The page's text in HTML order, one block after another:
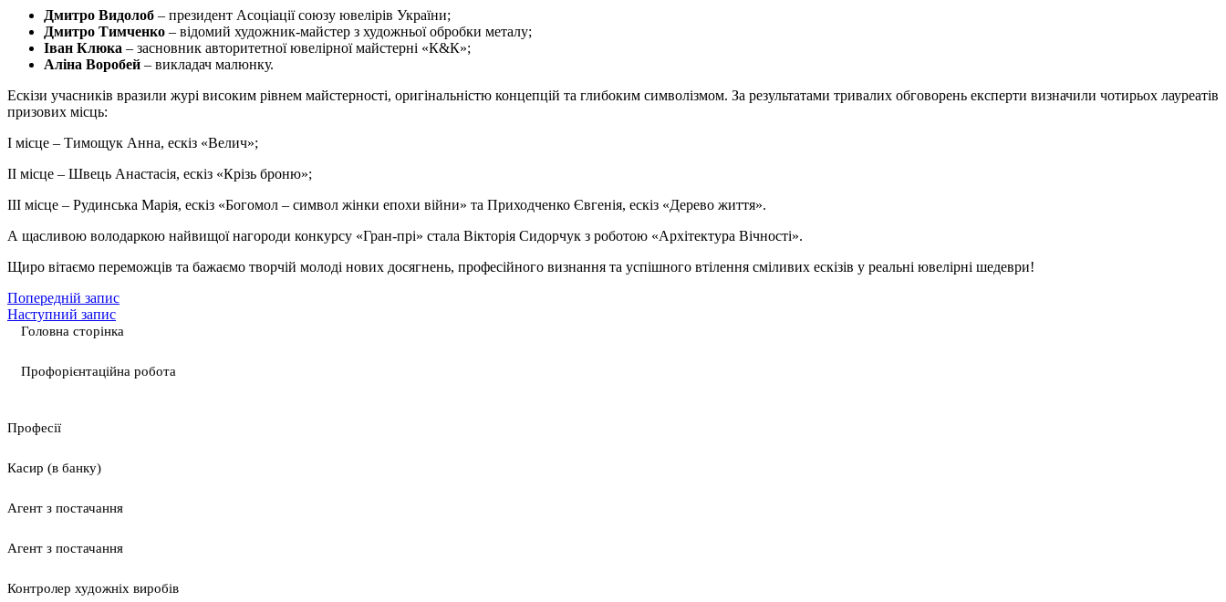
Дмитро Видолоб – президент Асоціації союзу ювелірів України;
Дмитро Тимченко – відомий художник-майстер з художньої обробки металу;
Іван Клюка – засновник авторитетної ювелірної майстерні «К&К»;
Аліна Воробей – викладач малюнку.
Ескізи учасників вразили журі високим рівнем майстерності, оригінальністю концепцій та глибоким символізмом. За результатами тривалих обговорень експерти визначили чотирьох лауреатів
призових місць:
І місце – Тимощук Анна, ескіз «Велич»;
ІІ місце – Швець Анастасія, ескіз «Крізь броню»;
ІІІ місце – Рудинська Марія, ескіз «Богомол – символ жінки епохи війни» та Приходченко Євгенія, ескіз «Дерево життя».
А щасливою володаркою найвищої нагороди конкурсу «Гран-прі» стала Вікторія Сидорчук з роботою «Архітектура Вічності».
Щиро вітаємо переможців та бажаємо творчій молоді нових досягнень, професійного визнання та успішного втілення сміливих ескізів у реальні ювелірні шедеври!
Попередній запис
Наступний запис
Головна сторінка
Профорієнтаційна робота
Професії
Касир (в банку)
Агент з постачання
Агент з постачання
Контролер художніх виробів